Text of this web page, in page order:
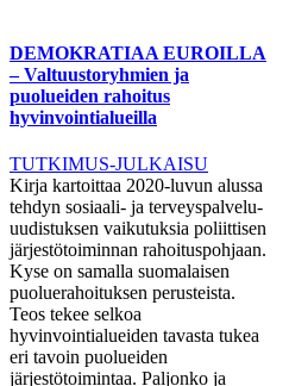
DEMOKRATIAA EUROILLA
– Valtuustoryhmien ja
puolueiden rahoitus
hyvinvointialueilla
TUTKIMUS-JULKAISU
Kirja kartoittaa 2020-luvun alussa
tehdyn sosiaali- ja terveyspalvelu-
uudistuksen vaikutuksia poliittisen
järjestötoiminnan rahoituspohjaan.
Kyse on samalla suomalaisen
puoluerahoituksen perusteista.
Teos tekee selkoa
hyvinvointialueiden tavasta tukea
eri tavoin puolueiden
järjestötoimintaa. Paljonko ja